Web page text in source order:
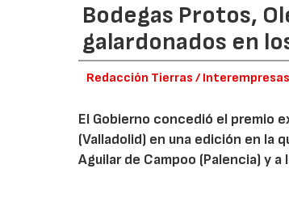
Bodegas Protos,
galardonados en
Redacción Tierras / Interempresas
El Gobierno concedió el premio
(Valladolid) en una edición en la
Aguilar de Campoo (Palencia) y